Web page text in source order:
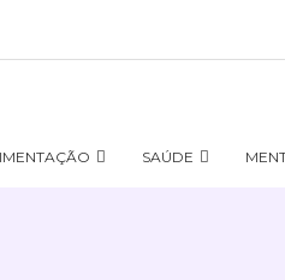
SAÚDE